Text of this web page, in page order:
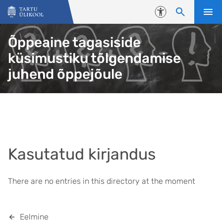
Liigu edasi põhisisu juurde
Juurdepääsetavus
Õppeaine tagasiside
küsimustiku tõlgendamise
juhend õppejõule
Kasutatud kirjandus
There are no entries in this directory at the moment
Eelmine